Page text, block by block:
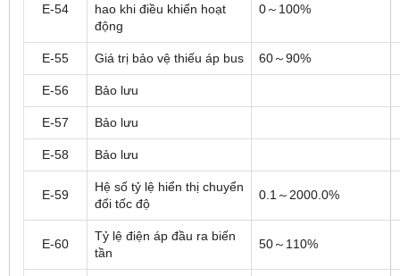
E-54
hao khi điều khiển hoạt
động
0～100%
E-55 Giá trị bảo vệ thiếu áp bus 60～90%
E-56 Bảo lưu
E-57 Bảo lưu
E-58 Bảo lưu
E-59
Hệ số tỷ lệ hiển thị chuyển
đổi tốc độ
0.1～2000.0%
E-60
Tỷ lệ điện áp đầu ra biến
tần
50～110%